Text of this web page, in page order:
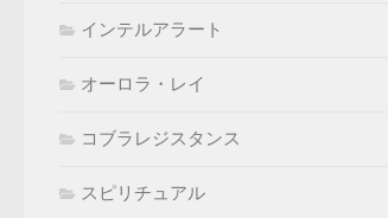
インテルアラート
オーロラ・レイ
コブラレジスタンス
スピリチュアル